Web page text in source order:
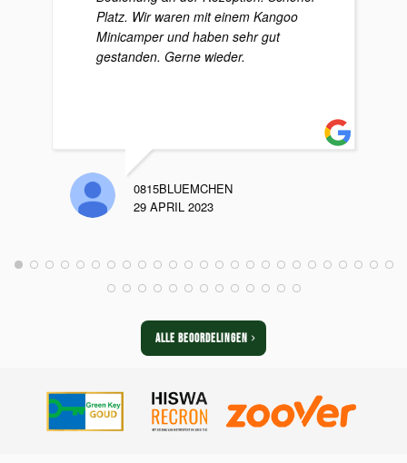
Platz. Wir waren mit einem Kangoo
Minicamper und haben sehr gut
gestanden. Gerne wieder.
0815BLUEMCHEN
29 APRIL 2023
ALLE BEOORDELINGEN